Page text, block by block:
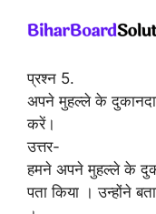
प्रश्न 5.
अपने मुहल्ले के
करें।
उत्तर-
हमने अपने मुहल्ले के
पता किया । उन्होंने